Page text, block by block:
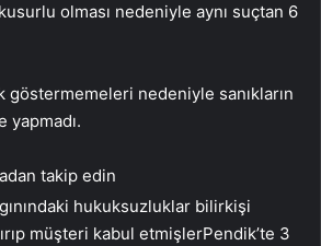
olması nedeniyle aynı suçtan 6
göstermemeleri nedeniyle sanıkların
yapmadı.
takip edin
hukuksuzluklar bilirkişi
müşteri kabul etmişlerPendik’te 3